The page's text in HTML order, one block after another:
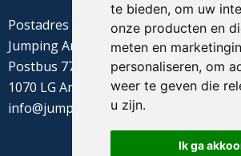
te bieden, om uw
onze producten en
meten en
personaliseren, om
weer te geven die
u zijn.
Ik ga
Postadres
Jumping Amsterdam
Postbus 77655
1070 LG Amsterdam
info@jumpingamsterdam.nl